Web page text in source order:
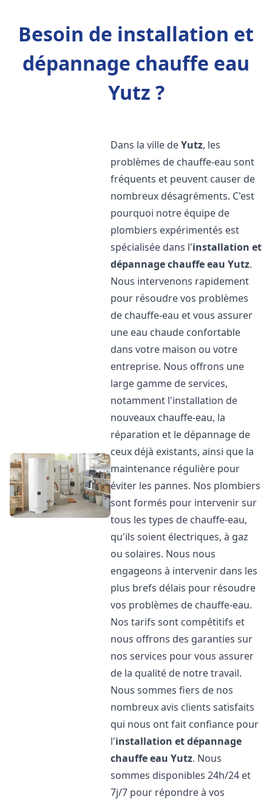
Besoin de installation et
dépannage chauffe eau
Yutz ?
Dans la ville deYutz, les
problèmes de chauffe-eau sont
fréquents et peuvent causer de
nombreux désagréments. C'est
pourquoi notre équipe de
plombiers expérimentés est
spécialisée dans l'installation et
dépannage chauffe eau Yutz.
Nous intervenons rapidement
pour résoudre vos problèmes
de chauffe-eau et vous assurer
une eau chaude confortable
dans votre maison ou votre
entreprise. Nous offrons une
large gamme de services,
notamment l'installation de
nouveaux chauffe-eau, la
réparation et le dépannage de
ceux déjà existants, ainsi que la
maintenance régulière pour
éviter les pannes. Nos plombiers
sont formés pour intervenir sur
tous les types de chauffe-eau,
qu'ils soient électriques, à gaz
ou solaires. Nous nous
engageons à intervenir dans les
plus brefs délais pour résoudre
vos problèmes de chauffe-eau.
Nos tarifs sont compétitifs et
nous offrons des garanties sur
nos services pour vous assurer
de la qualité de notre travail.
Nous sommes fiers de nos
nombreux avis clients satisfaits
qui nous ont fait confiance pour
l'installation et dépannage
chauffe eau Yutz. Nous
sommes disponibles 24h/24 et
7j/7 pour répondre à vos